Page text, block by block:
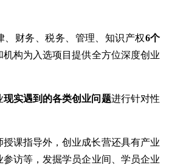
、财务、税务、管理、知识产权6个
机构为入选项目提供全方位深度创业
现实遇到的各类创业问题进行针对性
授课指导外，创业成长营还具有产业
访等，发掘学员企业间、学员企业